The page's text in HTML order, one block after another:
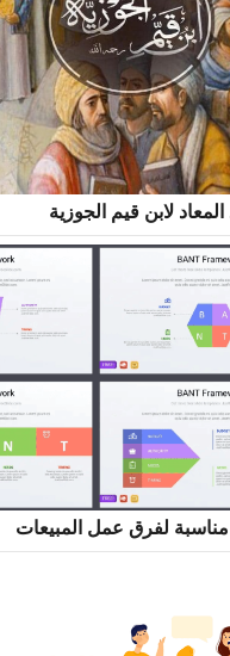
لابن قيم الجوزية
لفرق عمل المبيعات